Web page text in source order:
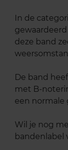
In de
deze band
De band
met B-
een normale
Wil je nog
bandenlabel